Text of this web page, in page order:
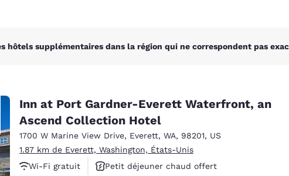
hôtels supplémentaires dans la région qui ne correspondent pas
Inn at Port Gardner-Everett Waterfront, an
Ascend Collection Hotel
1700 W Marine View Drive, Everett, WA, 98201, US
1.87 km de Everett, Washington, États-Unis
Wi-Fi gratuit
Petit déjeuner chaud offert